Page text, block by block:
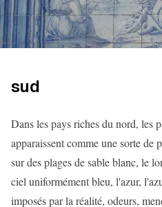
sud
Dans les pays riches du nord, les
apparaissent comme une sorte de
sur des plages de sable blanc, le
ciel uniformément bleu, l'azur,
imposés par la réalité, odeurs,